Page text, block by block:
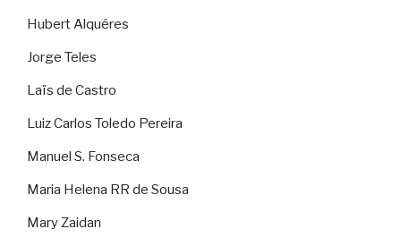
Hubert Alquéres
Jorge Teles
Laïs de Castro
Luiz Carlos Toledo Pereira
Manuel S. Fonseca
Maria Helena RR de Sousa
Mary Zaidan